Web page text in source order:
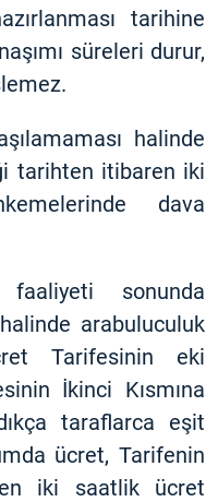
tarihine
süreleri durur,
halinde
tarihten itibaren iki
dava
faaliyeti sonunda
arabuluculuk
Tarifesinin eki
İkinci Kısmına
taraflarca eşit
ücret, Tarifenin
iki saatlik ücret